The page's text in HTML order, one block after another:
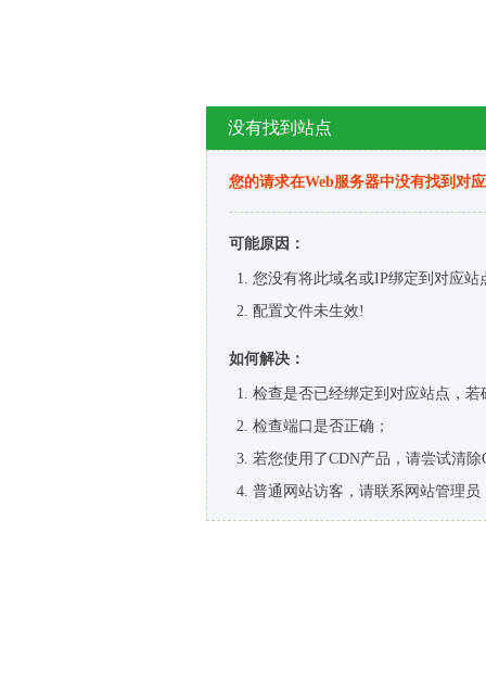
没有找到站点
您的请求在Web服务器中没有找到对
可能原因：
您没有将此域名或IP绑定到对应站
配置文件未生效!
如何解决：
检查是否已经绑定到对应站点，
检查端口是否正确；
若您使用了CDN产品，请尝试清除
普通网站访客，请联系网站管理员